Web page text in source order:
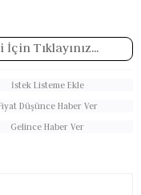
Tıklayınız...
İstek Listeme Ekle
Düşünce Haber Ver
Gelince Haber Ver